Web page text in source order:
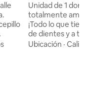
Unidad de 1
totalmente
¡Todo lo que
de dientes y a ti mismo!
alojamientos de
Ubicación ·